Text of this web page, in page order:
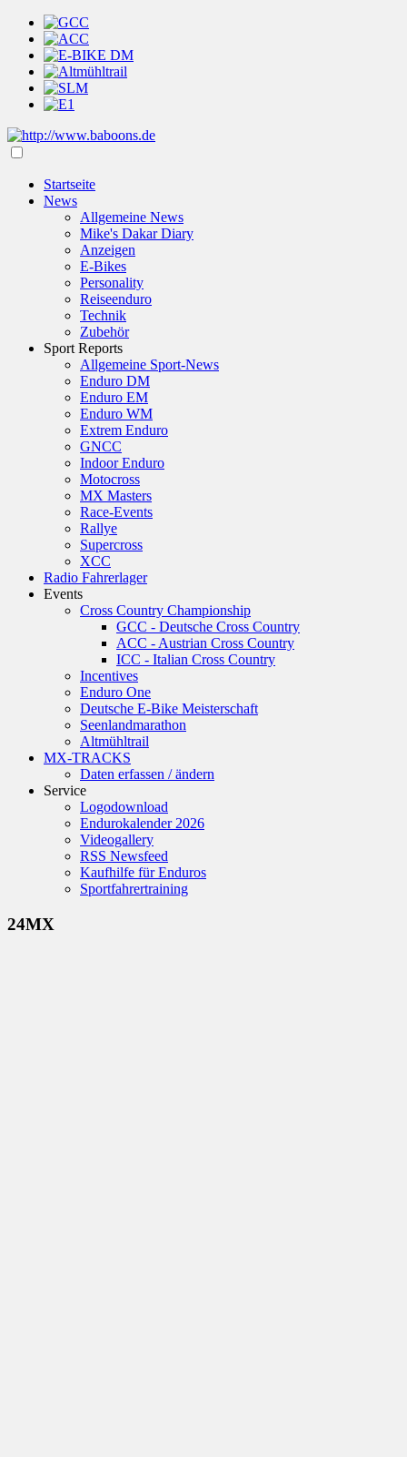
Startseite
News
Allgemeine News
Mike's Dakar Diary
Anzeigen
E-Bikes
Personality
Reiseenduro
Technik
Zubehör
Sport Reports
Allgemeine Sport-News
Enduro DM
Enduro EM
Enduro WM
Extrem Enduro
GNCC
Indoor Enduro
Motocross
MX Masters
Race-Events
Rallye
Supercross
XCC
Radio Fahrerlager
Events
Cross Country Championship
GCC - Deutsche Cross Country
ACC - Austrian Cross Country
ICC - Italian Cross Country
Incentives
Enduro One
Deutsche E-Bike Meisterschaft
Seenlandmarathon
Altmühltrail
MX-TRACKS
Daten erfassen / ändern
Service
Logodownload
Endurokalender 2026
Videogallery
RSS Newsfeed
Kaufhilfe für Enduros
Sportfahrertraining
24MX